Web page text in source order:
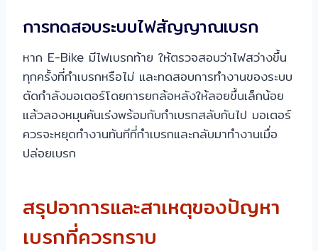
การทดสอบระบบไฟสัญญาณเบรก
หาก E-Bike มีไฟเบรกท้าย ให้ตรวจสอบว่าไฟสว่างขึ้น
ทุกครั้งที่กำเบรกหรือไม่ และทดสอบการทำงานของระบบ
ตัดกำลังมอเตอร์โดยการยกล้อหลังให้ลอยขึ้นเล็กน้อย
แล้วลองหมุนคันเร่งพร้อมกับกำเบรกสลับกันไป มอเตอร์
ควรจะหยุดทำงานทันทีที่กำเบรกและกลับมาทำงานเมื่อ
ปล่อยเบรก
สรุปอาการและสาเหตุของปัญหา
เบรกที่ควรทราบ